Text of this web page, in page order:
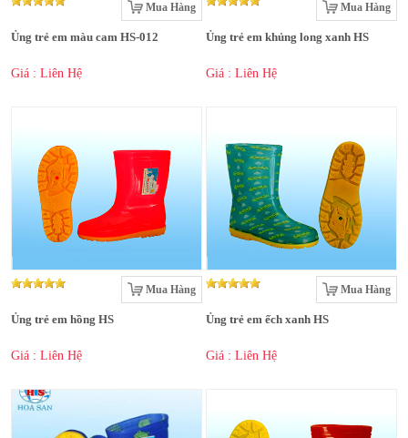
Mua Hàng
Ủng trẻ em màu cam HS-012
Giá : Liên Hệ
Mua Hàng
Ủng trẻ em khủng long xanh HS
Giá : Liên Hệ
Mua Hàng
Ủng trẻ em hồng HS
Giá : Liên Hệ
Mua Hàng
Ủng trẻ em ếch xanh HS
Giá : Liên Hệ